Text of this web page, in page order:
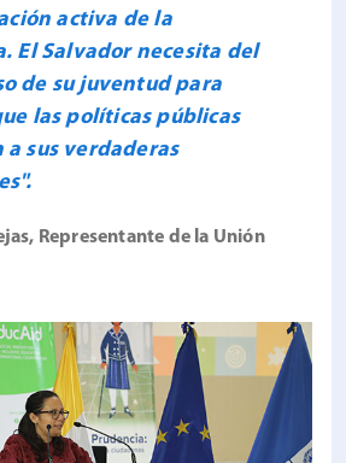
activa de la
El Salvador necesita del
de su juventud para
las políticas públicas
a sus verdaderas
Representante de la Unión